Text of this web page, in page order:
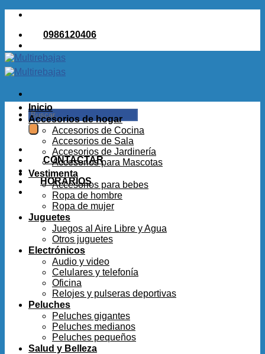
Saltar
contenido0986120406
Buscar
por:
CONTACTAR
HORARIOS
Inicio
Accesorios de hogar
Accesorios de Cocina
Accesorios de Sala
Accesorios de Jardinería
Accesorios para Mascotas
Vestimenta
Accesorios para bebes
Ropa de hombre
Ropa de mujer
Juguetes
Juegos al Aire Libre y Agua
Otros juguetes
Electrónicos
Audio y video
Celulares y telefonía
Oficina
Relojes y pulseras deportivas
Peluches
Peluches gigantes
Peluches medianos
Peluches pequeños
Salud y Belleza